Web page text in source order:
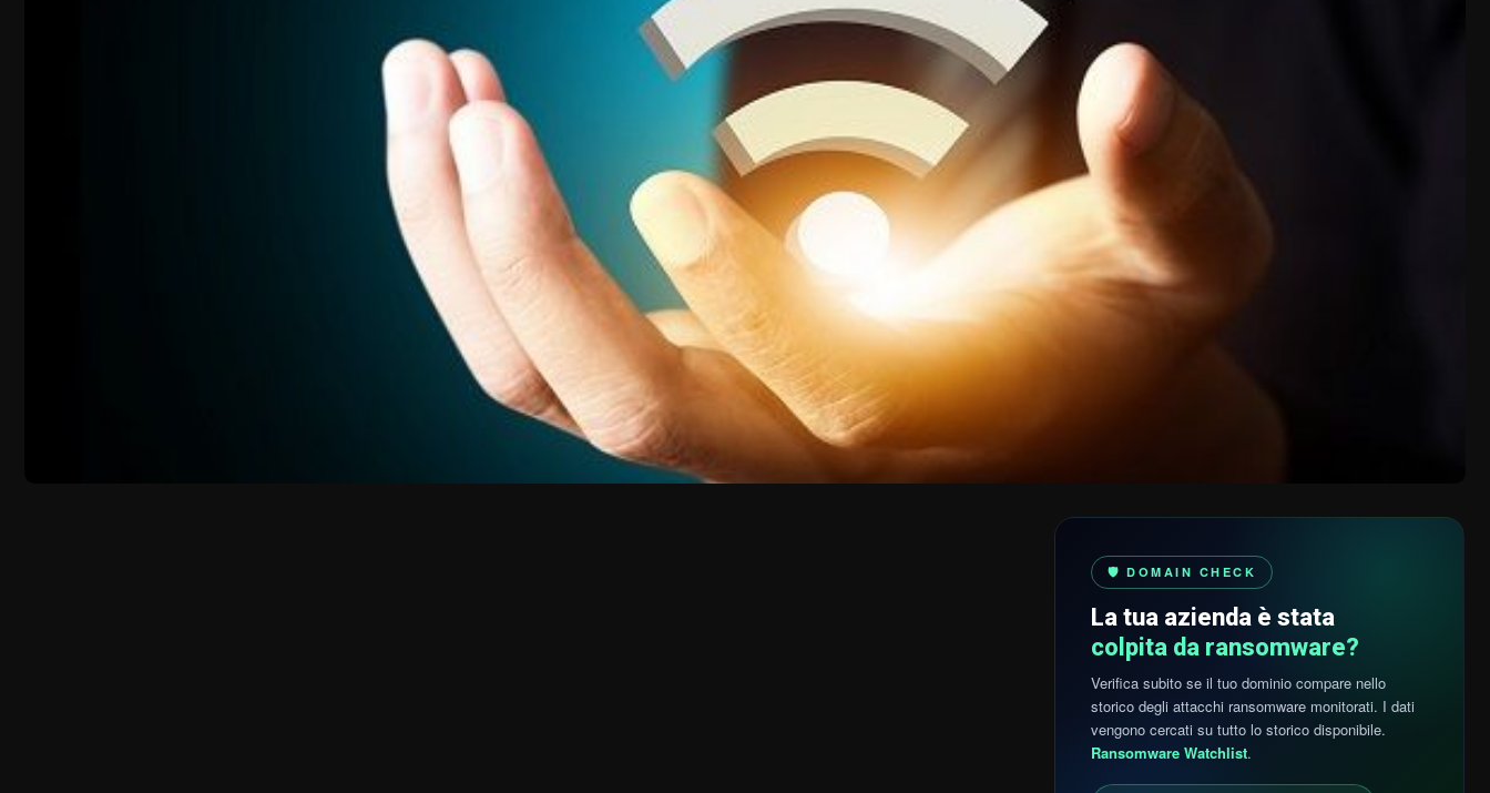
🛡️ DOMAIN CHECK
La tua azienda è stata
colpita da ransomware?
Verifica subito se il tuo dominio compare nello
storico degli attacchi ransomware monitorati. I dati
vengono cercati su tutto lo storico disponibile.
Ransomware Watchlist.